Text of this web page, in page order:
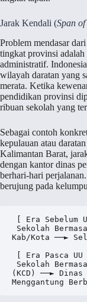
Jarak Kendali (Span
Problem mendasar
tingkat provinsi
administratif.
wilayah daratan yang
merata. Ketika
pendidikan provinsi
ribuan sekolah yang
Sebagai contoh
kepulauan atau
Kalimantan Barat,
dengan kantor dinas
berhari-hari
berujung pada
Kab/Kota ──►
(KCD) ──►